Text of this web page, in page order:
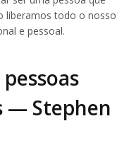
liberamos todo o nosso
e pessoal.
— Stephen